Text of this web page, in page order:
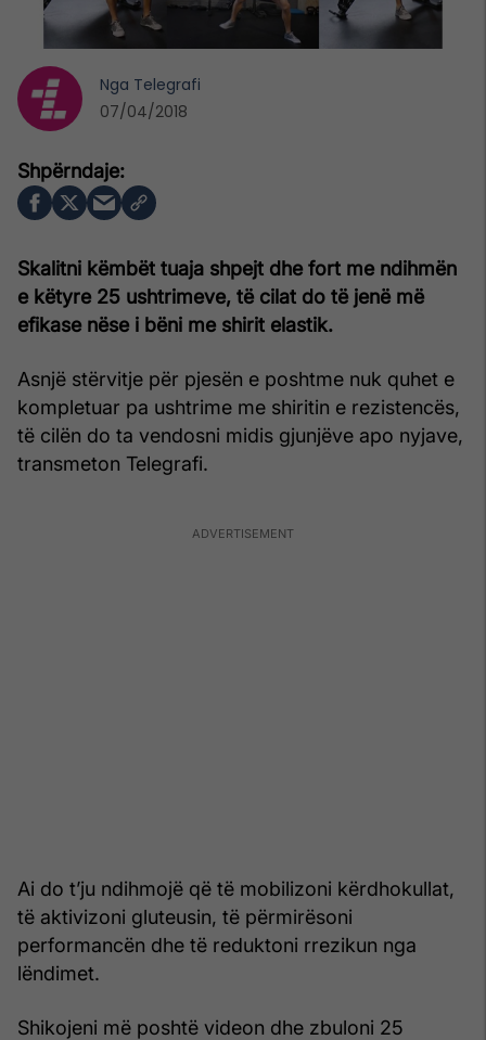
Skalitni këmbët tuaja shpejt dhe fort me ndihmën
e këtyre 25 ushtrimeve, të cilat do të jenë më
efikase nëse i bëni me shirit elastik.
Asnjë stërvitje për pjesën e poshtme nuk quhet e
kompletuar pa ushtrime me shiritin e rezistencës,
të cilën do ta vendosni midis gjunjëve apo nyjave,
transmeton Telegrafi.
Ai do t’ju ndihmojë që të mobilizoni kërdhokullat,
të aktivizoni gluteusin, të përmirësoni
performancën dhe të reduktoni rrezikun nga
lëndimet.
Shikojeni më poshtë videon dhe zbuloni 25
Nga Telegrafi
07/04/2018